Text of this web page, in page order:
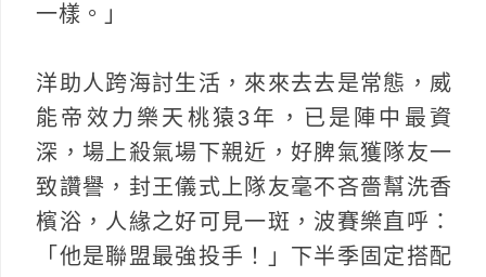
一樣。」
洋助人跨海討生活，來來去去是常態，威
能帝效力樂天桃猿3年，已是陣中最資
深，場上殺氣場下親近，好脾氣獲隊友一
致讚譽，封王儀式上隊友毫不吝嗇幫洗香
檳浴，人緣之好可見一斑，波賽樂直呼：
「他是聯盟最強投手！」下半季固定搭配